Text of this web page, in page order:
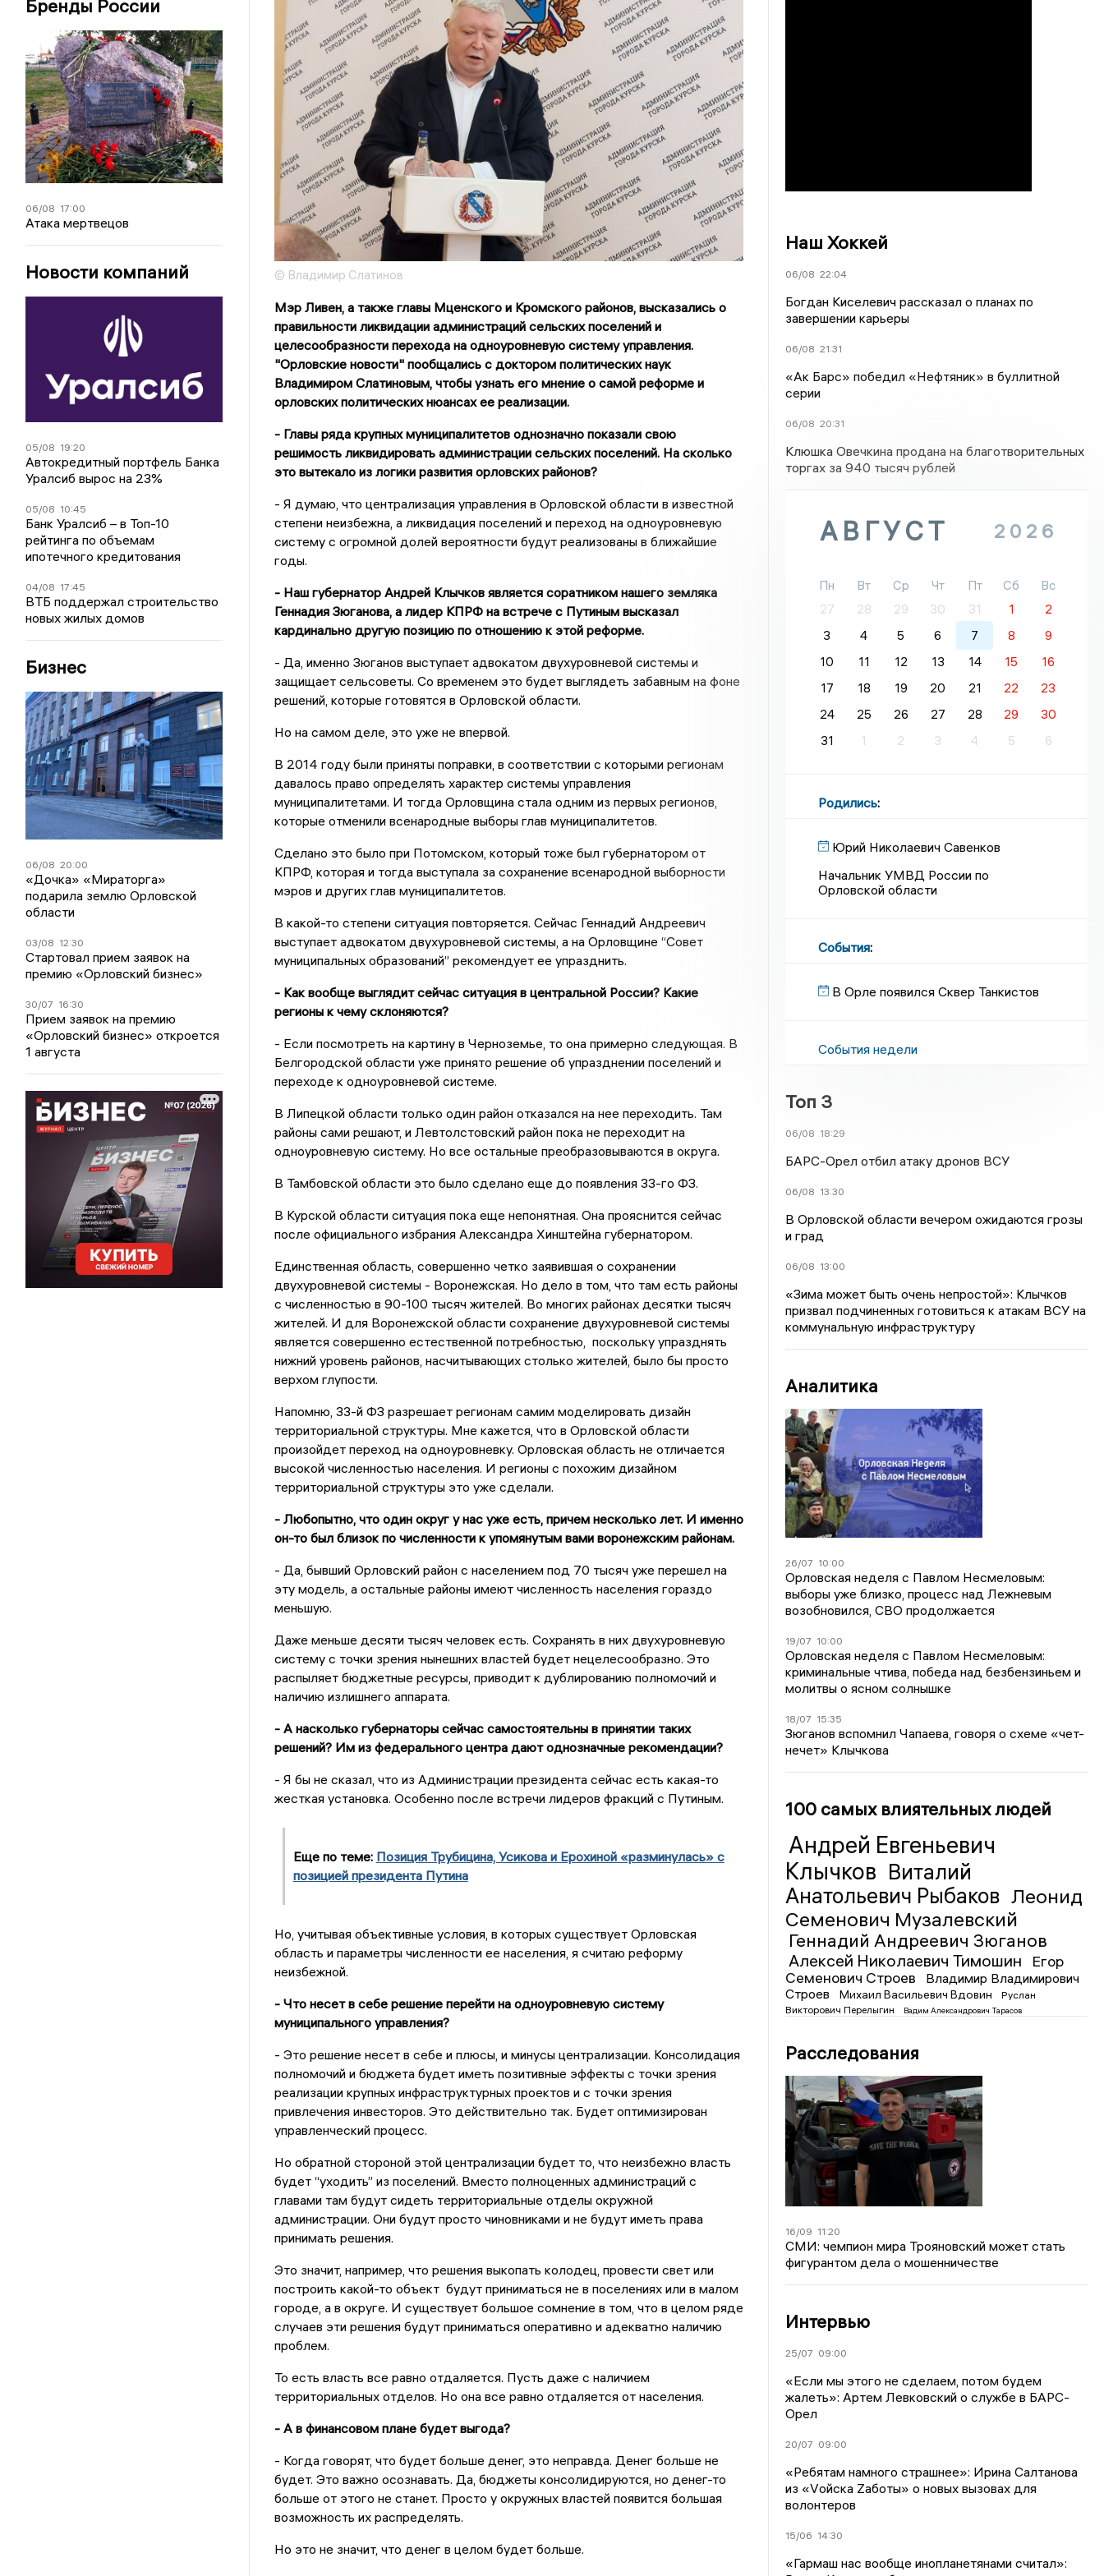
Бренды России
06/08 17:00
Атака мертвецов
Новости компаний
05/08 19:20
Автокредитный портфель Банка
Уралсиб вырос на 23%
05/08 10:45
Банк Уралсиб – в Топ-10
рейтинга по объемам
ипотечного кредитования
04/08 17:45
ВТБ поддержал строительство
новых жилых домов
Бизнес
06/08 20:00
«Дочка» «Мираторга»
подарила землю Орловской
области
03/08 12:30
Стартовал прием заявок на
премию «Орловский бизнес»
30/07 16:30
Прием заявок на премию
«Орловский бизнес» откроется
1 августа
© Владимир Слатинов
Мэр Ливен, а также главы Мценского и Кромского районов, высказались о
правильности ликвидации администраций сельских поселений и
целесообразности перехода на одноуровневую систему управления.
"Орловские новости" пообщались с доктором политических наук
Владимиром Слатиновым, чтобы узнать его мнение о самой реформе и
орловских политических нюансах ее реализации.
- Главы ряда крупных муниципалитетов однозначно показали свою
решимость ликвидировать администрации сельских поселений. На сколько
это вытекало из логики развития орловских районов?
- Я думаю, что централизация управления в Орловской области в известной
степени неизбежна, а ликвидация поселений и переход на одноуровневую
систему с огромной долей вероятности будут реализованы в ближайшие
годы.
- Наш губернатор Андрей Клычков является соратником нашего земляка
Геннадия Зюганова, а лидер КПРФ на встрече с Путиным высказал
кардинально другую позицию по отношению к этой реформе.
- Да, именно Зюганов выступает адвокатом двухуровневой системы и
защищает сельсоветы. Со временем это будет выглядеть забавным на фоне
решений, которые готовятся в Орловской области.
Но на самом деле, это уже не впервой.
В 2014 году были приняты поправки, в соответствии с которыми регионам
давалось право определять характер системы управления
муниципалитетами. И тогда Орловщина стала одним из первых регионов,
которые отменили всенародные выборы глав муниципалитетов.
Сделано это было при Потомском, который тоже был губернатором от
КПРФ, которая и тогда выступала за сохранение всенародной выборности
мэров и других глав муниципалитетов.
В какой-то степени ситуация повторяется. Сейчас Геннадий Андреевич
выступает адвокатом двухуровневой системы, а на Орловщине “Совет
муниципальных образований” рекомендует ее упразднить.
- Как вообще выглядит сейчас ситуация в центральной России? Какие
регионы к чему склоняются?
- Если посмотреть на картину в Черноземье, то она примерно следующая. В
Белгородской области уже принято решение об упразднении поселений и
переходе к одноуровневой системе.
В Липецкой области только один район отказался на нее переходить. Там
районы сами решают, и Левтолстовский район пока не переходит на
одноуровневую систему. Но все остальные преобразовываются в округа.
В Тамбовской области это было сделано еще до появления 33-го ФЗ.
В Курской области ситуация пока еще непонятная. Она прояснится сейчас
после официального избрания Александра Хинштейна губернатором.
Единственная область, совершенно четко заявившая о сохранении
двухуровневой системы - Воронежская. Но дело в том, что там есть районы
с численностью в 90-100 тысяч жителей. Во многих районах десятки тысяч
жителей. И для Воронежской области сохранение двухуровневой системы
является совершенно естественной потребностью, поскольку упразднять
нижний уровень районов, насчитывающих столько жителей, было бы просто
верхом глупости.
Напомню, 33-й ФЗ разрешает регионам самим моделировать дизайн
территориальной структуры. Мне кажется, что в Орловской области
произойдет переход на одноуровневку. Орловская область не отличается
высокой численностью населения. И регионы с похожим дизайном
территориальной структуры это уже сделали.
- Любопытно, что один округ у нас уже есть, причем несколько лет. И именно
он-то был близок по численности к упомянутым вами воронежским районам.
- Да, бывший Орловский район с населением под 70 тысяч уже перешел на
эту модель, а остальные районы имеют численность населения гораздо
меньшую.
Даже меньше десяти тысяч человек есть. Сохранять в них двухуровневую
систему с точки зрения нынешних властей будет нецелесообразно. Это
распыляет бюджетные ресурсы, приводит к дублированию полномочий и
наличию излишнего аппарата.
- А насколько губернаторы сейчас самостоятельны в принятии таких
решений? Им из федерального центра дают однозначные рекомендации?
- Я бы не сказал, что из Администрации президента сейчас есть какая-то
жесткая установка. Особенно после встречи лидеров фракций с Путиным.
Еще по теме: Позиция Трубицина, Усикова и Ерохиной «разминулась» с
позицией президента Путина
Но, учитывая объективные условия, в которых существует Орловская
область и параметры численности ее населения, я считаю реформу
неизбежной.
- Что несет в себе решение перейти на одноуровневую систему
муниципального управления?
- Это решение несет в себе и плюсы, и минусы централизации. Консолидация
полномочий и бюджета будет иметь позитивные эффекты с точки зрения
реализации крупных инфраструктурных проектов и с точки зрения
привлечения инвесторов. Это действительно так. Будет оптимизирован
управленческий процесс.
Но обратной стороной этой централизации будет то, что неизбежно власть
будет “уходить” из поселений. Вместо полноценных администраций с
главами там будут сидеть территориальные отделы окружной
администрации. Они будут просто чиновниками и не будут иметь права
принимать решения.
Это значит, например, что решения выкопать колодец, провести свет или
построить какой-то объект будут приниматься не в поселениях или в малом
городе, а в округе. И существует большое сомнение в том, что в целом ряде
случаев эти решения будут приниматься оперативно и адекватно наличию
проблем.
То есть власть все равно отдаляется. Пусть даже с наличием
территориальных отделов. Но она все равно отдаляется от населения.
- А в финансовом плане будет выгода?
- Когда говорят, что будет больше денег, это неправда. Денег больше не
будет. Это важно осознавать. Да, бюджеты консолидируются, но денег-то
больше от этого не станет. Просто у окружных властей появится большая
возможность их распределять.
Но это не значит, что денег в целом будет больше.
Наш Хоккей
06/08 22:04
Богдан Киселевич рассказал о планах по
завершении карьеры
06/08 21:31
«Ак Барс» победил «Нефтяник» в буллитной
серии
06/08 20:31
Клюшка Овечкина продана на благотворительных
торгах за 940 тысяч рублей
АВГУСТ 2026
Пн Вт Ср Чт Пт Сб
Вс
27
28 29 30 31 1
2
3
4 5 6 7 8
9
10
11 12 13 14 15
16
17
18 19 20 21 22
23
24
25 26 27 28 29
30
31
1 2 3 4 5 6
Родились:
Юрий Николаевич Савенков
Начальник УМВД России по
Орловской области
События:
В Орле появился Сквер Танкистов
События недели
Топ 3
06/08 18:29
БАРС-Орел отбил атаку дронов ВСУ
06/08 13:30
В Орловской области вечером ожидаются грозы
и град
06/08 13:00
«Зима может быть очень непростой»: Клычков
призвал подчиненных готовиться к атакам ВСУ на
коммунальную инфраструктуру
Аналитика
26/07 10:00
Орловская неделя с Павлом Несмеловым:
выборы уже близко, процесс над Лежневым
возобновился, СВО продолжается
19/07 10:00
Орловская неделя с Павлом Несмеловым:
криминальные чтива, победа над безбензиньем и
молитвы о ясном солнышке
18/07 15:35
Зюганов вспомнил Чапаева, говоря о схеме «чет-
нечет» Клычкова
100 самых влиятельных людей
Андрей Евгеньевич
Клычков Виталий
Анатольевич Рыбаков Леонид
Семенович Музалевский
Геннадий Андреевич Зюганов
Алексей Николаевич Тимошин
Егор
Семенович Строев
Владимир Владимирович
Строев
Михаил Васильевич Вдовин
Руслан
Викторович Перелыгин
Вадим Александрович Тарасов
Расследования
16/09 11:20
СМИ: чемпион мира Трояновский может стать
фигурантом дела о мошенничестве
Интервью
25/07 09:00
«Если мы этого не сделаем, потом будем
жалеть»: Артем Левковский о службе в БАРС-
Орел
20/07 09:00
«Ребятам намного страшнее»: Ирина Салтанова
из «Vойска Zаботы» о новых вызовах для
волонтеров
15/06 14:30
«Гармаш нас вообще инопланетянами считал»: